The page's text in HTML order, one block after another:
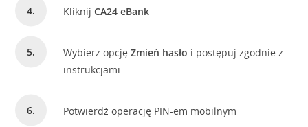
KliknijCA24 eBank
Wybierz opcjęZmień hasło i postępuj zgodnie z
instrukcjami
Potwierdź operację PIN-em mobilnym